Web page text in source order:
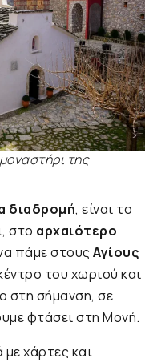
της
διαδρομή, είναι το
στο αρχαιότερο
πάμε στους Αγίους
του χωριού και
στη σήμανση, σε
φτάσει στη Μονή.
χάρτες και